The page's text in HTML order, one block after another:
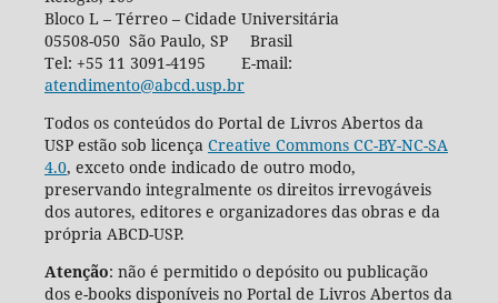
Bloco L – Térreo – Cidade Universitária
05508-050 São Paulo, SP Brasil
Tel: +55 11 3091-4195 E-mail:
atendimento@abcd.usp.br
Todos os conteúdos do Portal de Livros Abertos da
USP estão sob licença Creative Commons CC-BY-NC-SA
4.0, exceto onde indicado de outro modo,
preservando integralmente os direitos irrevogáveis
dos autores, editores e organizadores das obras e da
própria ABCD-USP.
Atenção: não é permitido o depósito ou publicação
dos e-books disponíveis no Portal de Livros Abertos da